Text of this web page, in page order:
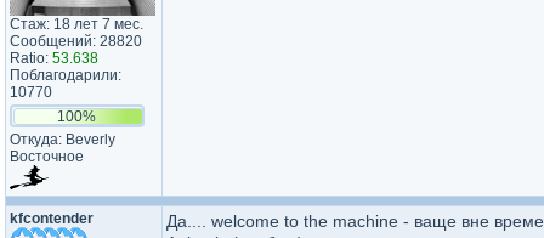
Стаж: 18 лет 7 мес.
Сообщений: 28820
Ratio: 53.638
Поблагодарили:
10770
100%
Откуда: Beverly
Восточное
kfcontender
Да.... welcome to the machine - ваще вне